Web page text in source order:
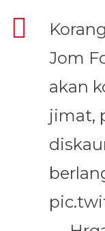
Jom
akan
jimat,